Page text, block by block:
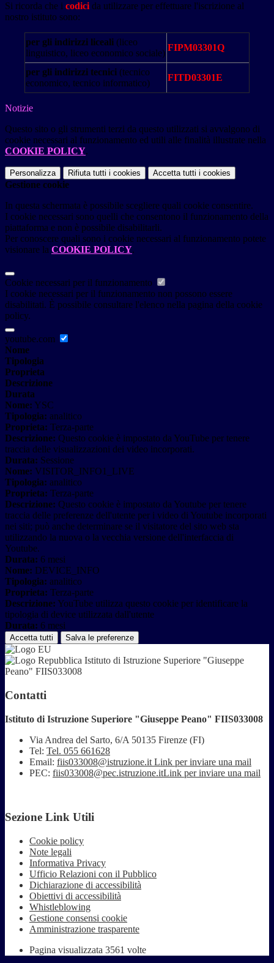
Si ricorda che i codici da utilizzare per effettuare l'iscrizione al
nostro istituto sono:
per gli indirizzi liceali (liceo
linguistico, liceo economico sociale)
FIPM03301Q
per gli indirizzi tecnici (tecnico
economico, tecnico informatico)
FITD03301E
Notizie
Questo sito o gli strumenti terzi da questo utilizzati si avvalgono di
cookie necessari al funzionamento ed utili alle finalità illustrate nella
COOKIE POLICY.
Personalizza Rifiuta tutti i cookies Accetta tutti i cookies
Gestione cookie
In questa schermata è possibile scegliere quali cookie consentire.
I cookie necessari sono quelli che consentono il funzionamento della
piattaforma e non è possibile disabilitarli.
Per conoscere quali sono i cookie necessari al funzionamento potete
visionare la COOKIE POLICY.
Cookie necessari per il funzionamento
I cookie necessari per il funzionamento non possono essere
disabilitati. È possibile consultare l'elenco nella pagina della cookie
policy.
youtube.com
Nome
Tipologia
Proprieta
Descrizione
Durata
Nome: YSC
Tipologia: analitico
Proprieta: Terza-parte
Descrizione: Questo cookie è impostato da YouTube per tenere
traccia delle visualizzazioni dei video incorporati.
Durata: Sessione
Nome: VISITOR_INFO1_LIVE
Tipologia: analitico
Proprieta: Terza-parte
Descrizione: Questo cookie è impostato da Youtube per tenere
traccia delle preferenze dell'utente per i video di Youtube incorporati
nei siti; può anche determinare se il visitatore del sito web sta
utilizzando la nuova o la vecchia versione dell'interfaccia di
Youtube.
Durata: 6 mesi
Nome: DEVICE_INFO
Tipologia: analitico
Proprieta: Terza-parte
Descrizione: YouTube utilizza questo cookie per identificare la
tipologia di device utilizzata dall'utente
Durata: 6 mesi
Accetta tutti Salva le preferenze
Istituto di Istruzione Superiore "Giuseppe
Peano" FIIS033008
Contatti
Istituto di Istruzione Superiore "Giuseppe Peano" FIIS033008
Via Andrea del Sarto, 6/A 50135 Firenze (FI)
Tel: Tel. 055 661628
Email: fiis033008@istruzione.it Link per inviare una mail
PEC: fiis033008@pec.istruzione.itLink per inviare una mail
Sezione Link Utili
Cookie policy
Note legali
Informativa Privacy
Ufficio Relazioni con il Pubblico
Dichiarazione di accessibilità
Obiettivi di accessibilità
Whistleblowing
Gestione consensi cookie
Amministrazione trasparente
Pagina visualizzata 3561 volte